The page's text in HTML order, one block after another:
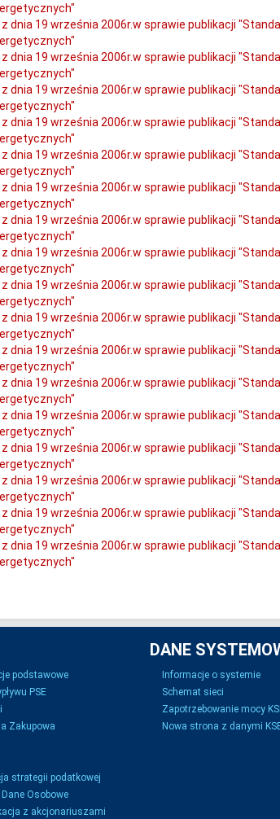
z dnia 19 września 2006r.w sprawie publikacji
z dnia 19 września 2006r.w sprawie publikacji
z dnia 19 września 2006r.w sprawie publikacji
z dnia 19 września 2006r.w sprawie publikacji
z dnia 19 września 2006r.w sprawie publikacji
z dnia 19 września 2006r.w sprawie publikacji
z dnia 19 września 2006r.w sprawie publikacji
z dnia 19 września 2006r.w sprawie publikacji
z dnia 19 września 2006r.w sprawie publikacji
z dnia 19 września 2006r.w sprawie publikacji
z dnia 19 września 2006r.w sprawie publikacji
z dnia 19 września 2006r.w sprawie publikacji
z dnia 19 września 2006r.w sprawie publikacji
z dnia 19 września 2006r.w sprawie publikacji
z dnia 19 września 2006r.w sprawie publikacji
z dnia 19 września 2006r.w sprawie publikacji
z dnia 19 września 2006r.w sprawie publikacji
podstawowe
PSE
Zakupowa
strategii podatkowej
Dane Osobowe
z akcjonariuszami
DANE
Informacje o systemie
Schemat sieci
Zapotrzebowanie mocy
Nowa strona z danymi